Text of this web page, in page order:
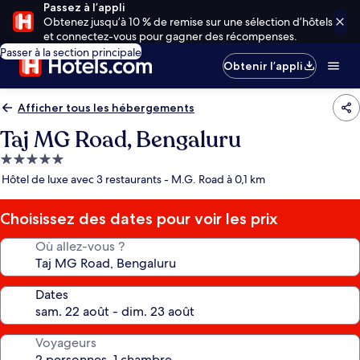
Passez à l’appli
Obtenez jusqu’à 10 % de remise sur une sélection d’hôtels
et connectez-vous pour gagner des récompenses.
Passer à la section principale
Obtenir l’appli
Afficher tous les hébergements
Taj MG Road, Bengaluru
Hébergement
5.0 étoiles
Hôtel de luxe avec 3 restaurants - M.G. Road à 0,1 km
Choisissez des dates pour voir les prix
Où allez-vous ?
Dates
Voyageurs